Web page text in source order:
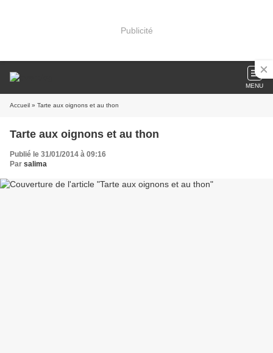
Publicité
MENU
Accueil » Tarte aux oignons et au thon
Tarte aux oignons et au thon
Publié le 31/01/2014 à 09:16
Par salima